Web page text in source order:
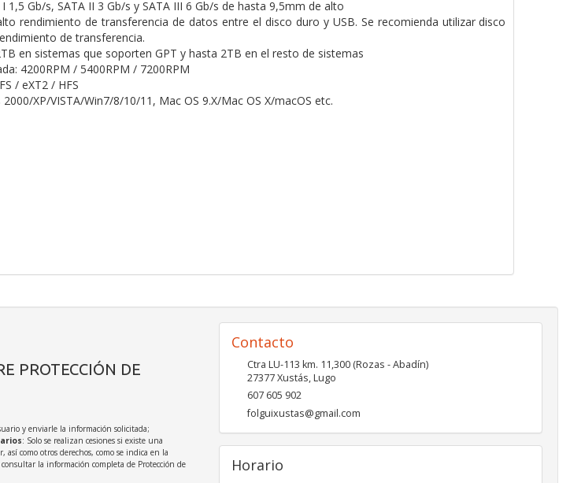
1,5 Gb/s, SATA II 3 Gb/s y SATA III 6 Gb/s de hasta 9,5mm de alto
rendimiento de transferencia de datos entre el disco duro y USB. Se recomienda utilizar disco
de transferencia.
en sistemas que soporten GPT y hasta 2TB en el resto de sistemas
4200RPM / 5400RPM / 7200RPM
/ eXT2 / HFS
XP/VISTA/Win7/8/10/11, Mac OS 9.X/Mac OS X/macOS etc.
PROTECCIÓN DE
y enviarle la información solicitada;
: Solo se realizan cesiones si existe una
así como otros derechos, como se indica en la
la información completa de Protección de
Contacto
Ctra LU-113 km. 11,300 (Rozas - Abadín)
27377Xustás,Lugo
607 605 902
folguixustas@gmail.com
Horario